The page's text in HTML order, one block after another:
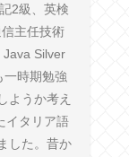
2級、英検
主任技術
Java Silver
一時期勉強
ようか考え
イタリア語
した。昔か